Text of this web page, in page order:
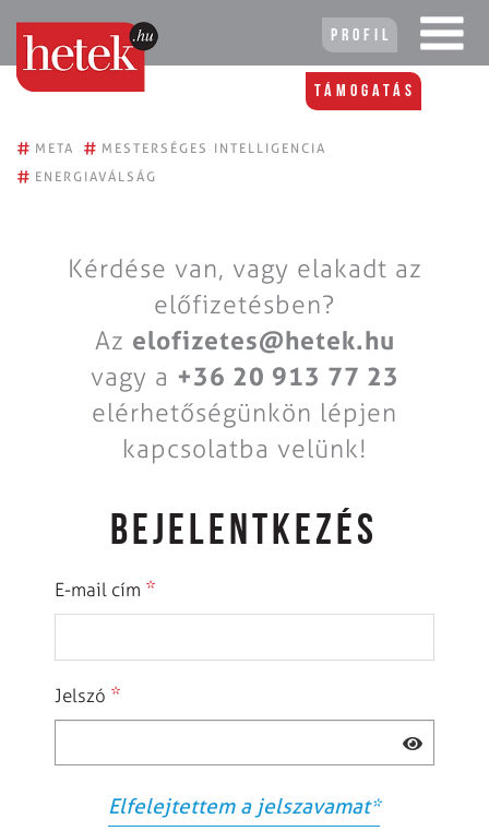
Profil
Támogatás
# META # MESTERSÉGES INTELLIGENCIA
# ENERGIAVÁLSÁG
Kérdése van, vagy elakadt az
előfizetésben?
Az elofizetes@hetek.hu
vagy a +36 20 913 77 23
elérhetőségünkön lépjen
kapcsolatba velünk!
BEJELENTKEZÉS
E-mail cím *
Jelszó *
Elfelejtettem a jelszavamat*